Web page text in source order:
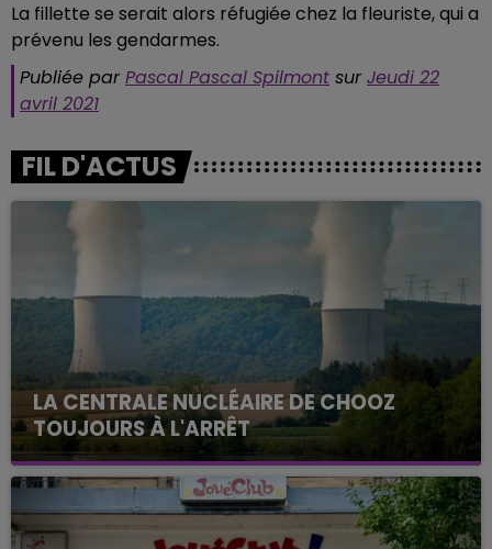
La fillette se serait alors réfugiée chez la fleuriste, qui a
prévenu les gendarmes.
Publiée par Pascal Pascal Spilmont sur Jeudi 22
avril 2021
FIL D'ACTUS
LA CENTRALE NUCLÉAIRE DE CHOOZ
TOUJOURS À L'ARRÊT
Cela fait déjà une semaine que la centrale
nucléaire ardennaise est à l'arrêt. Une situation
justifiée par la sécheresse intense qui est toujours
présente.